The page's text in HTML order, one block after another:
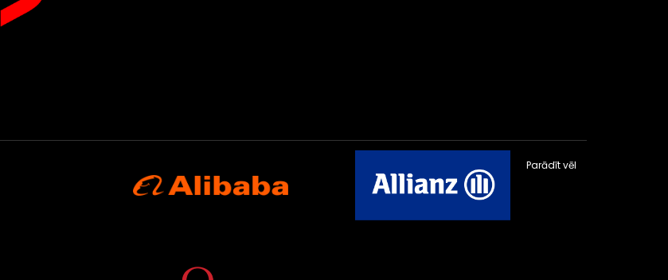
Parādīt vēl